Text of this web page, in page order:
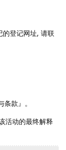
的登记网址, 请联
款』。
活动的最终解释